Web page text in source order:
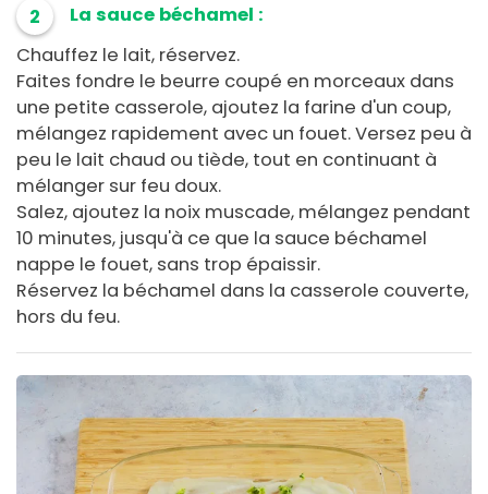
2
La sauce béchamel :
Chauffez le lait, réservez.
Faites fondre le beurre coupé en morceaux dans
une petite casserole, ajoutez la farine d'un coup,
mélangez rapidement avec un fouet. Versez peu à
peu le lait chaud ou tiède, tout en continuant à
mélanger sur feu doux.
Salez, ajoutez la noix muscade, mélangez pendant
10 minutes, jusqu'à ce que la sauce béchamel
nappe le fouet, sans trop épaissir.
Réservez la béchamel dans la casserole couverte,
hors du feu.